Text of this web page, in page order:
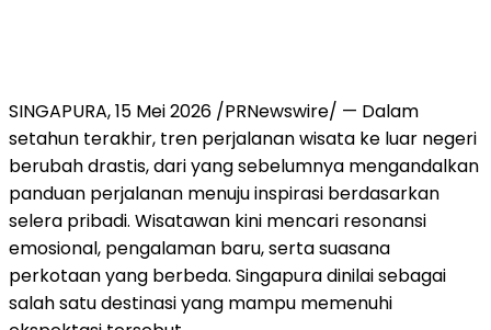
SINGAPURA, 15 Mei 2026 /PRNewswire/ — Dalam
setahun terakhir, tren perjalanan wisata ke luar negeri
berubah drastis, dari yang sebelumnya mengandalkan
panduan perjalanan menuju inspirasi berdasarkan
selera pribadi. Wisatawan kini mencari resonansi
emosional, pengalaman baru, serta suasana
perkotaan yang berbeda. Singapura dinilai sebagai
salah satu destinasi yang mampu memenuhi